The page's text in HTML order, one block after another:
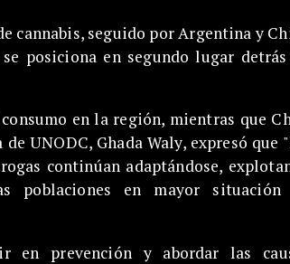
cannabis, seguido por Argentina y
posiciona en segundo lugar detrás
en la región, mientras que
UNODC, Ghada Waly, expresó que
continúan adaptándose,
en mayor situación
en prevención y abordar las